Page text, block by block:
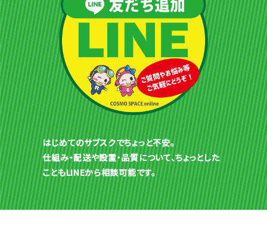
はじめてのサブスクでちょっと不安。
仕組み・配送や設置・品質について、ちょっとした
こともLINEから相談可能です。